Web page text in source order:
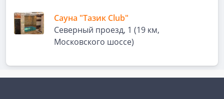
Сауна "Тазик Club"
Северный проезд, 1 (19 км,
Московского шоссе)